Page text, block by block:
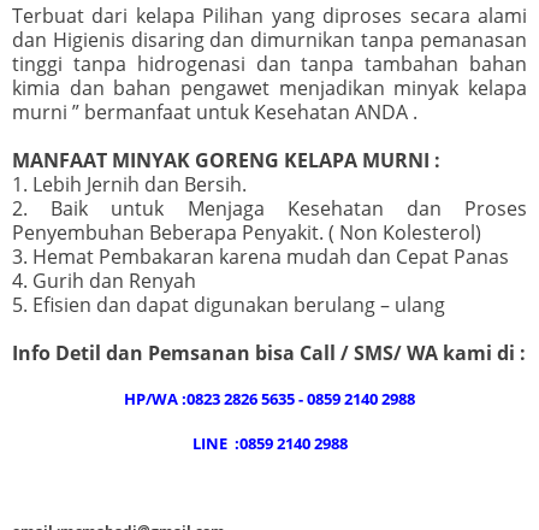
Terbuat dari kelapa Pilihan yang diproses secara alami
dan Higienis disaring dan dimurnikan tanpa pemanasan
tinggi tanpa hidrogenasi dan tanpa tambahan bahan
kimia dan bahan pengawet menjadikan minyak kelapa
murni ” bermanfaat untuk Kesehatan ANDA .
MANFAAT MINYAK GORENG KELAPA MURNI :
1. Lebih Jernih dan Bersih.
2. Baik untuk Menjaga Kesehatan dan Proses
Penyembuhan Beberapa Penyakit. ( Non Kolesterol)
3. Hemat Pembakaran karena mudah dan Cepat Panas
4. Gurih dan Renyah
5. Efisien dan dapat digunakan berulang – ulang
Info Detil dan Pemsanan bisa Call / SMS/ WA kami di :
HP/WA :0823 2826 5635 - 0859 2140 2988
LINE :0859 2140 2988